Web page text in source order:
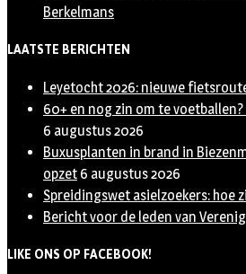
Berkelmans
LAATSTE BERICHTEN
Leyetocht 2026: nieuwe
60+ en nog zin om te
6 augustus 2026
Buxusplanten in brand in
opzet 6 augustus 2026
Spreidingswet asielzoekers: hoe
Bericht voor de leden van
LIKE ONS OP FACEBOOK!